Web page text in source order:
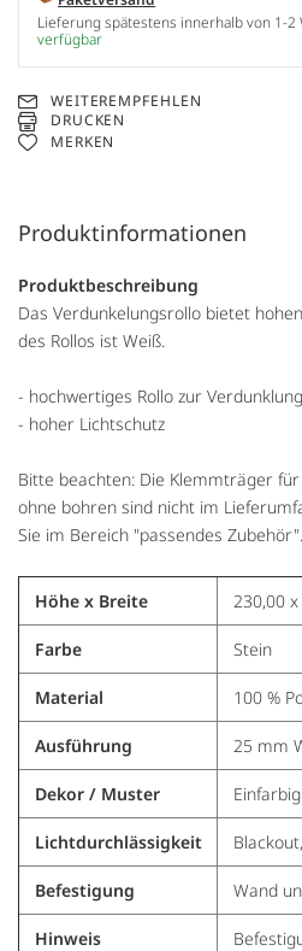
Lieferung spätestens innerhalb von 1-2
verfügbar
WEITEREMPFEHLEN
DRUCKEN
MERKEN
Produktinformationen
Produktbeschreibung
Das Verdunkelungsrollo bietet
des Rollos ist Weiß.
- hochwertiges Rollo zur Verdunklung
- hoher Lichtschutz
Bitte beachten: Die Klemmträger
ohne bohren sind nicht im
Sie im Bereich "passendes Zubehör".
Höhe x Breite 230,00
Farbe Stein
Material 100 %
Ausführung 25 mm
Dekor / Muster Einfarbig
Lichtdurchlässigkeit
Befestigung Wand
Hinweis